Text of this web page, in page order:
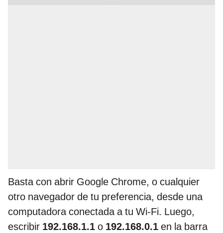
Basta con abrir Google Chrome, o cualquier
otro navegador de tu preferencia, desde una
computadora conectada a tu Wi-Fi. Luego,
escribir 192.168.1.1 o 192.168.0.1 en la barra